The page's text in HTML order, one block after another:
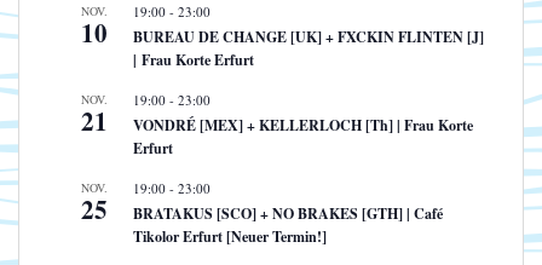
NOV.
10
19:00 - 23:00
BUREAU DE CHANGE [UK] + FXCKIN FLINTEN [J]
| Frau Korte Erfurt
NOV.
21
19:00 - 23:00
VONDRÉ [MEX] + KELLERLOCH [Th] | Frau Korte
Erfurt
NOV.
25
19:00 - 23:00
BRATAKUS [SCO] + NO BRAKES [GTH] | Café
Tikolor Erfurt [Neuer Termin!]